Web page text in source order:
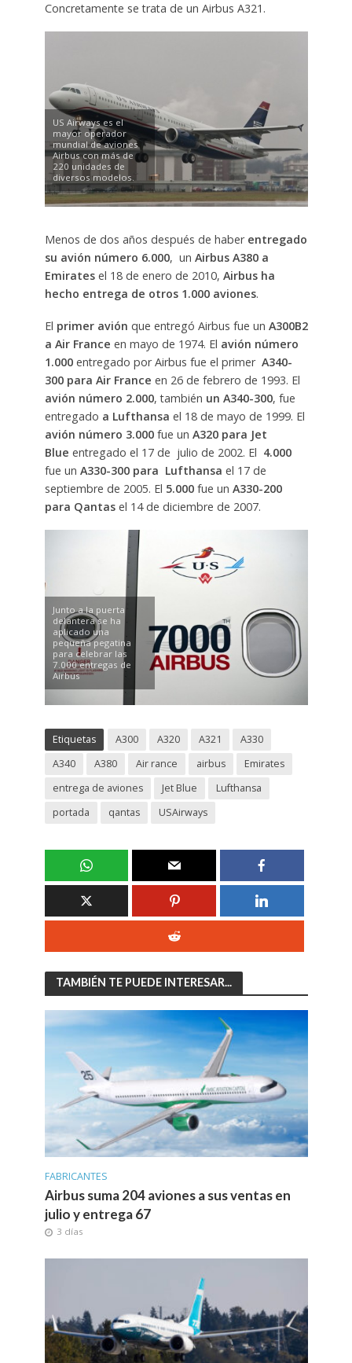
Concretamente se trata de un Airbus A321.
US Airways es el
mayor operador
mundial de aviones
Airbus con más de
220 unidades de
diversos modelos.
Menos de dos años después de haber entregado
su avión número 6.000, un Airbus A380 a
Emiratesel 18 de enero de 2010, Airbus ha
hecho entrega de otros 1.000 aviones.
El primer avión que entregó Airbus fue un A300B2
a Air France en mayo de 1974. El avión número
1.000entregado por Airbus fue el primer A340-
300 para Air France en 26 de febrero de 1993. El
avión número 2.000, también un A340-300, fue
entregado a Lufthansa el 18 de mayo de 1999. El
avión número 3.000fue un A320 para Jet
Blue entregado el 17 de julio de 2002. El 4.000
fue un A330-300 para Lufthansa el 17 de
septiembre de 2005. El 5.000fue un A330-200
para Qantasel 14 de diciembre de 2007.
Junto a la puerta
delantera se ha
aplicado una
pequeña pegatina
para celebrar las
7.000 entregas de
Airbus
Etiquetas A300 A320 A321
A330
A340
A380 Air rance airbus
Emirates
entrega de aviones
Jet Blue
Lufthansa
portada
qantas USAirways
TAMBIÉN TE PUEDE INTERESAR...
FABRICANTES
Airbus suma 204 aviones a sus ventas en
julio y entrega 67
3 días